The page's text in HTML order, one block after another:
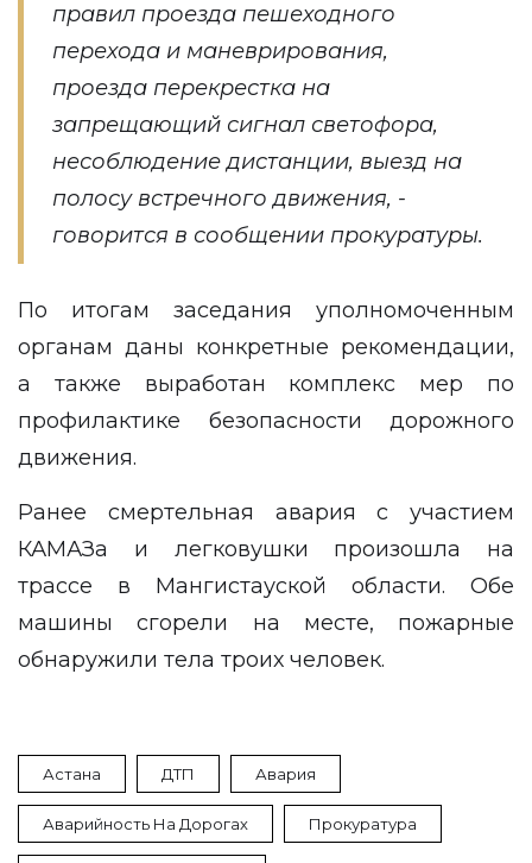
правил проезда пешеходного
перехода и маневрирования,
проезда перекрестка на
запрещающий сигнал светофора,
несоблюдение дистанции, выезд на
полосу встречного движения, -
говорится в сообщении прокуратуры.
По итогам заседания уполномоченным
органам даны конкретные рекомендации,
а также выработан комплекс мер по
профилактике безопасности дорожного
движения.
Ранее смертельная авария с участием
КАМАЗа и легковушки произошла на
трассе в Мангистауской области. Обе
машины сгорели на месте, пожарные
обнаружили тела троих человек.
Астана ДТП Авария
Аварийность На Дорогах Прокуратура